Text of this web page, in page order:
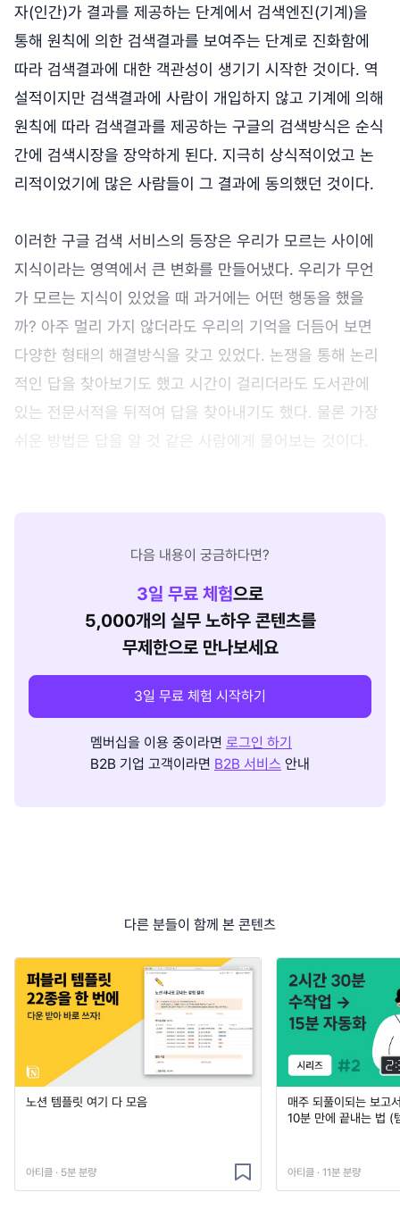
자(인간)가 결과를 제공하는 단계에서 검색엔진(기계)을
통해 원칙에 의한 검색결과를 보여주는 단계로 진화함에
따라 검색결과에 대한 객관성이 생기기 시작한 것이다. 역
설적이지만 검색결과에 사람이 개입하지 않고 기계에 의해
원칙에 따라 검색결과를 제공하는 구글의 검색방식은 순식
간에 검색시장을 장악하게 된다. 지극히 상식적이었고 논
리적이었기에 많은 사람들이 그 결과에 동의했던 것이다.
이러한 구글 검색 서비스의 등장은 우리가 모르는 사이에
지식이라는 영역에서 큰 변화를 만들어냈다. 우리가 무언
가 모르는 지식이 있었을 때 과거에는 어떤 행동을 했을
까? 아주 멀리 가지 않더라도 우리의 기억을 더듬어 보면
다양한 형태의 해결방식을 갖고 있었다. 논쟁을 통해 논리
적인 답을 찾아보기도 했고 시간이 걸리더라도 도서관에
있는 전문서적을 뒤적여 답을 찾아내기도 했다. 물론 가장
쉬운 방법은 답을 알 것 같은 사람에게 물어보는 것이다.
다음 내용이 궁금하다면?
3일 무료 체험으로
5,000개의 실무 노하우 콘텐츠를
무제한으로 만나보세요
3일 무료 체험 시작하기
멤버십을 이용 중이라면 로그인 하기
B2B 기업 고객이라면 B2B 서비스 안내
다른 분들이 함께 본 콘텐츠
노션 템플릿 여기 다 모음
아티클 · 5분 분량
매주 되풀이되는 보고
10분 만에 끝내는 법 (
아티클 · 11분 분량